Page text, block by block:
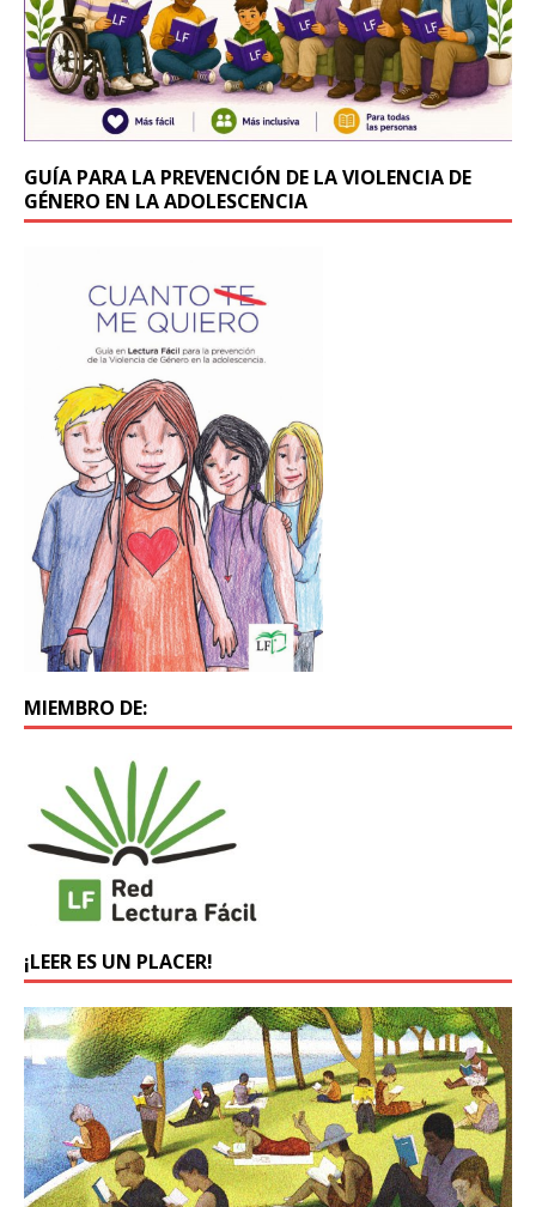
GUÍA PARA LA PREVENCIÓN DE LA VIOLENCIA DE
GÉNERO EN LA ADOLESCENCIA
MIEMBRO DE:
¡LEER ES UN PLACER!